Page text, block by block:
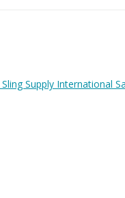
Supply International